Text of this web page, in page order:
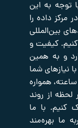
صفحه
اصلی
فروشگاه
درباره
ما
تماس
با
ما
بانک
مقالات
اکتیو
شبکه
تایم
سرور
پسیو
شبکه
حفاظت
پیرامونی